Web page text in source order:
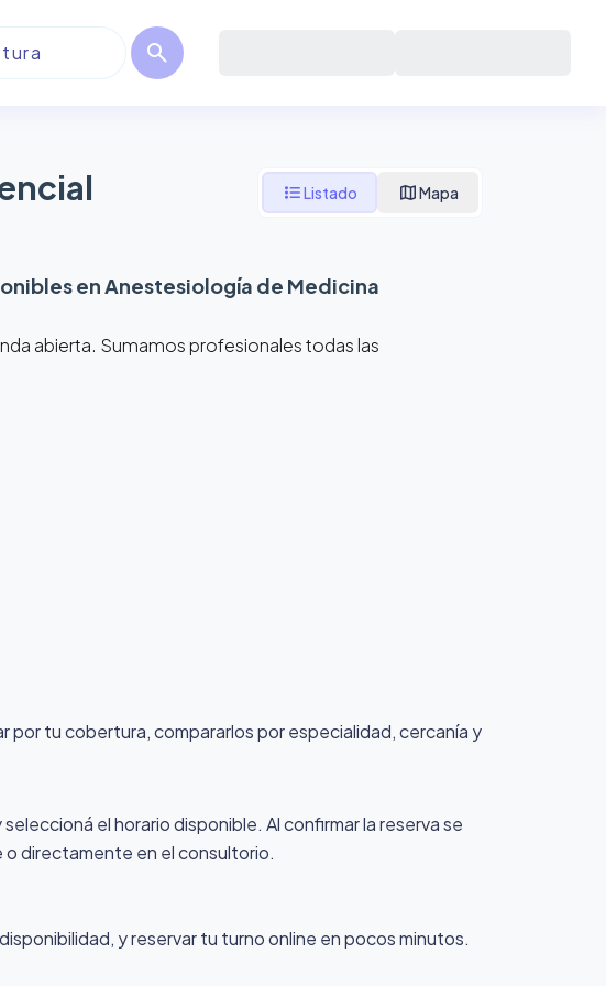
search
format_list_bulletedListado mapMapa
enAnestesiología de Medicina
abierta. Sumamos profesionales todas las
por tu cobertura, compararlos por especialidad, cercanía y
el horario disponible. Al confirmar la reserva se
o directamente en el consultorio.
y reservar tu turno online en pocos minutos.